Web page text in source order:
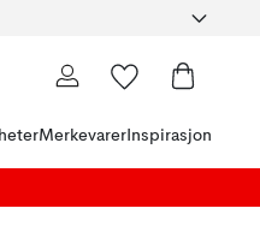
Merkevarer Inspirasjon